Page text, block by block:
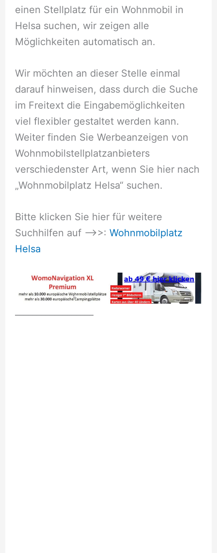
einen Stellplatz für ein Wohnmobil in
Helsa suchen, wir zeigen alle
Möglichkeiten automatisch an.
Wir möchten an dieser Stelle einmal
darauf hinweisen, dass durch die Suche
im Freitext die Eingabemöglichkeiten
viel flexibler gestaltet werden kann.
Weiter finden Sie Werbeanzeigen von
Wohnmobilstellplatzanbieters
verschiedenster Art, wenn Sie hier nach
„Wohnmobilplatz Helsa“ suchen.
Bitte klicken Sie hier für weitere
Suchhilfen auf –>>: Wohnmobilplatz
Helsa